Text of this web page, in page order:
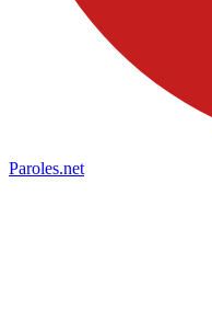
Paroles.net